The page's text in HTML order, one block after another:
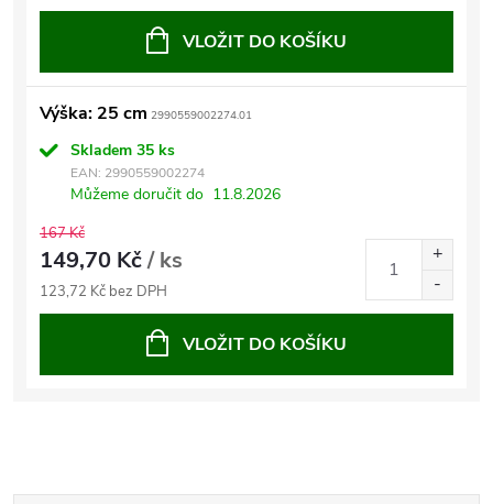
VLOŽIT DO KOŠÍKU
Výška: 25 cm 2990559002274.01
Skladem 35 ks
EAN: 2990559002274
Můžeme doručit do 11.8.2026
167 Kč
149,70 Kč/ ks
123,72 Kč bez DPH
VLOŽIT DO KOŠÍKU